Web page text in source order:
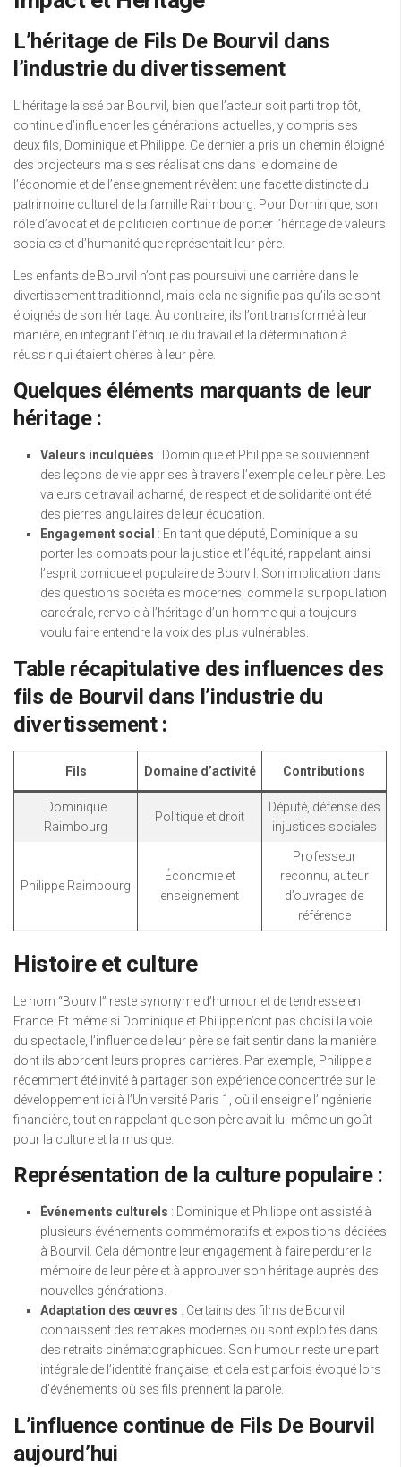
L’héritage de Fils De Bourvil dans
l’industrie du divertissement
L’héritage laissé par Bourvil, bien que l’acteur soit parti trop tôt,
continue d’influencer les générations actuelles, y compris ses
deux fils, Dominique et Philippe. Ce dernier a pris un chemin éloigné
des projecteurs mais ses réalisations dans le domaine de
l’économie et de l’enseignement révèlent une facette distincte du
patrimoine culturel de la famille Raimbourg. Pour Dominique, son
rôle d’avocat et de politicien continue de porter l’héritage de valeurs
sociales et d’humanité que représentait leur père.
Les enfants de Bourvil n’ont pas poursuivi une carrière dans le
divertissement traditionnel, mais cela ne signifie pas qu’ils se sont
éloignés de son héritage. Au contraire, ils l’ont transformé à leur
manière, en intégrant l’éthique du travail et la détermination à
réussir qui étaient chères à leur père.
Quelques éléments marquants de leur
héritage :
Valeurs inculquées : Dominique et Philippe se souviennent
des leçons de vie apprises à travers l’exemple de leur père. Les
valeurs de travail acharné, de respect et de solidarité ont été
des pierres angulaires de leur éducation.
Engagement social : En tant que député, Dominique a su
porter les combats pour la justice et l’équité, rappelant ainsi
l’esprit comique et populaire de Bourvil. Son implication dans
des questions sociétales modernes, comme la surpopulation
carcérale, renvoie à l’héritage d’un homme qui a toujours
voulu faire entendre la voix des plus vulnérables.
Table récapitulative des influences des
fils de Bourvil dans l’industrie du
divertissement :
Fils Domaine d’activité Contributions
Dominique
Raimbourg
Politique et droit
Député, défense des
injustices sociales
Philippe Raimbourg
Économie et
enseignement
Professeur
reconnu, auteur
d’ouvrages de
référence
Histoire et culture
Le nom “Bourvil” reste synonyme d’humour et de tendresse en
France. Et même si Dominique et Philippe n’ont pas choisi la voie
du spectacle, l’influence de leur père se fait sentir dans la manière
dont ils abordent leurs propres carrières. Par exemple, Philippe a
récemment été invité à partager son expérience concentrée sur le
développement ici à l’Université Paris 1, où il enseigne l’ingénierie
financière, tout en rappelant que son père avait lui-même un goût
pour la culture et la musique.
Représentation de la culture populaire :
Événements culturels : Dominique et Philippe ont assisté à
plusieurs événements commémoratifs et expositions dédiées
à Bourvil. Cela démontre leur engagement à faire perdurer la
mémoire de leur père et à approuver son héritage auprès des
nouvelles générations.
Adaptation des œuvres : Certains des films de Bourvil
connaissent des remakes modernes ou sont exploités dans
des retraits cinématographiques. Son humour reste une part
intégrale de l’identité française, et cela est parfois évoqué lors
d’événements où ses fils prennent la parole.
L’influence continue de Fils De Bourvil
aujourd’hui